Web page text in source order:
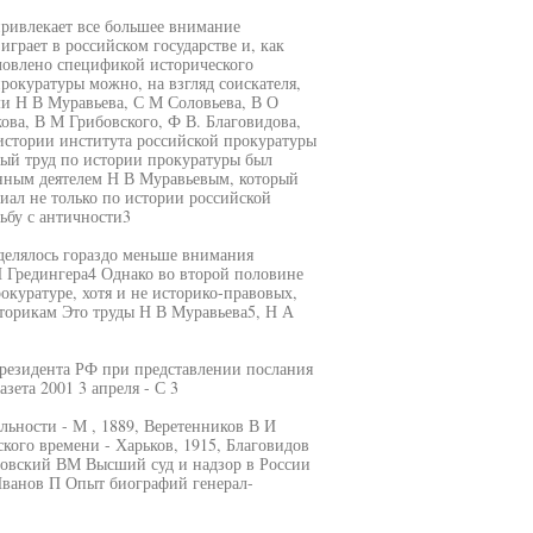
все большее внимание
в российском государстве и, как
спецификой исторического
можно, на взгляд соискателя,
Н В Муравьева, С М Соловьева, В О
В М Грибовского, Ф В. Благовидова,
института российской прокуратуры
труд по истории прокуратуры был
деятелем Н В Муравьевым, который
не только по истории российской
с античности3
гораздо меньше внимания
Однако во второй половине
хотя и не историко-правовых,
Это труды Н В Муравьева5, Н А
РФ при представлении послания
2001 3 апреля - С 3
- М , 1889, Веретенников В И
времени - Харьков, 1915, Благовидов
ВМ Высший суд и надзор в России
П Опыт биографий генерал-